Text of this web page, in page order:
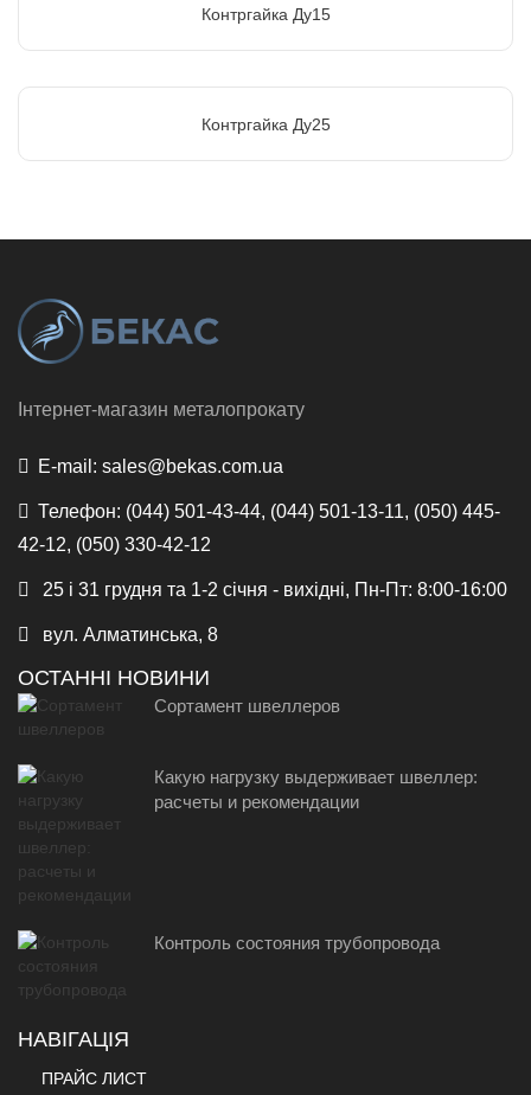
Контргайка Ду15
Контргайка Ду25
Інтернет-магазин металопрокату
E-mail: sales@bekas.com.ua
Телефон: (044) 501-43-44, (044) 501-13-11, (050) 445-
42-12, (050) 330-42-12
25 і 31 грудня та 1-2 січня - вихідні, Пн-Пт: 8:00-16:00
вул. Алматинська, 8
ОСТАННІ НОВИНИ
Сортамент швеллеров
Какую нагрузку выдерживает швеллер:
расчеты и рекомендации
Контроль состояния трубопровода
НАВІГАЦІЯ
ПРАЙС ЛИСТ